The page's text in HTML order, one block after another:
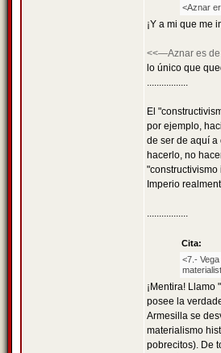
<Aznar
¡Y a mi que me
<<—Aznar es de
lo único que
.................
El
por ejemplo,
de ser de aquí a
hacerlo, no
Imperio
.................
Cita:
<7.-
¡Mentira!
posee la
Armesilla se
materialismo
pobrecitos). De